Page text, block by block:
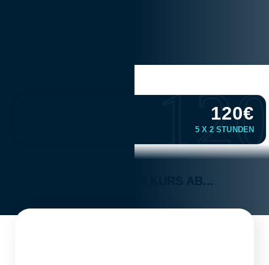
SO LÄUFT DEIN KURS AB...
120€
5 X 2 STUNDEN